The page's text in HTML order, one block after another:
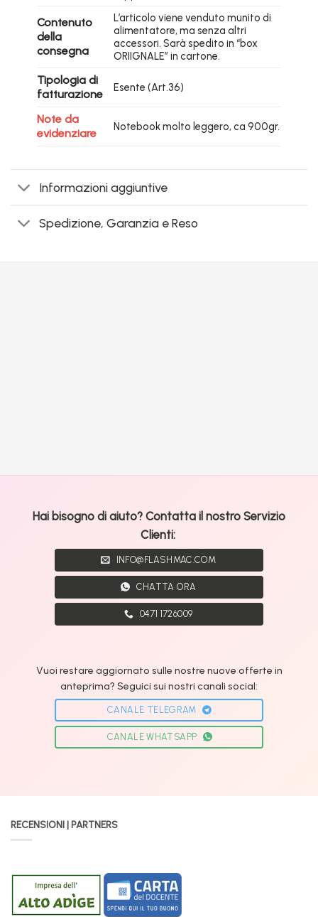
Contenuto
della
consegna
L’articolo viene venduto munito di
alimentatore, ma senza altri
accessori. Sarà spedito in “box
ORIIGNALE” in cartone.
Tipologia di
fatturazione
Esente (Art.36)
Note da
evidenziare
Notebook molto leggero, ca 900gr.
Informazioni aggiuntive
Spedizione, Garanzia e Reso
Hai bisogno di aiuto? Contatta il nostro Servizio
Clienti:
INFO@FLASHMAC.COM
CHATTA ORA
0471 1726009
Vuoi restare aggiornato sulle nostre nuove offerte in
anteprima? Seguici sui nostri canali social:
CANALE TELEGRAM
CANALE WHATSAPP
RECENSIONI | PARTNERS